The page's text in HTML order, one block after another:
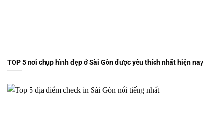
TOP 5 nơi chụp hình đẹp ở Sài Gòn được yêu thích nhất hiện nay